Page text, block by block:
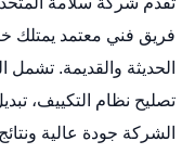
فريق فني معتمد يمتلك
الحديثة والقديمة.
تصليح نظام التكييف،
الشركة جودة عالية